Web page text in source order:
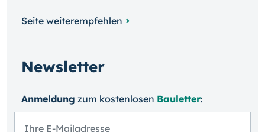
Seite weiterempfehlen
Newsletter
Anmeldung zum kosten­losen Bauletter: